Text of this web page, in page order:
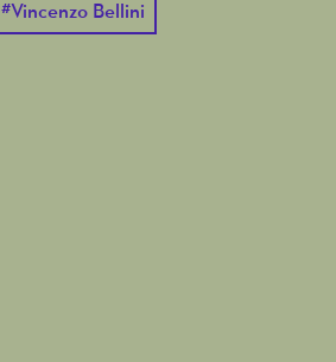
#Vincenzo Bellini